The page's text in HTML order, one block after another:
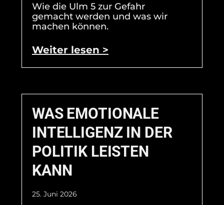
Wie die Ulm 5 zur Gefahr
gemacht werden und was wir
machen können.
Weiter lesen >
WAS EMOTIONALE
INTELLIGENZ IN DER
POLITIK LEISTEN
KANN
25. Juni 2026